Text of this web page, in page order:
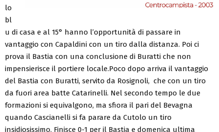
lo
bl
u di casa e al 15° hanno l’opportunità di passare in
vantaggio con Capaldini con un tiro dalla distanza. Poi ci
prova il Bastia con una conclusione di Buratti che non
impensierisce il portiere locale.Poco dopo arriva il vantaggio
del Bastia con Buratti, servito da Rosignoli, che con un tiro
da fuori area batte Catarinelli. Nel secondo tempo le due
formazioni si equivalgono, ma sfiora il pari del Bevagna
quando Cascianelli si fa parare da Cutolo un tiro
insidiosissimo. Finisce 0-1 per il Bastia e domenica ultima